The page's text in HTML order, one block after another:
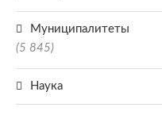
Муниципалитеты
(5 845)
Наука